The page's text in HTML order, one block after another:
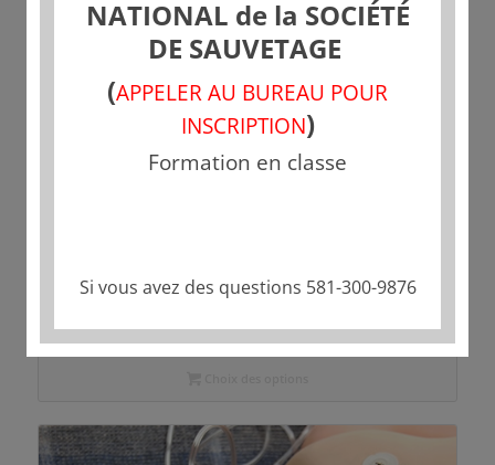
RCR – Évaluation des Techniques
NATIONAL de la SOCIÉTÉ
DE SAUVETAGE
(APPELER AU BUREAU POUR
INSCRIPTION)
Formation en classe
Si vous avez des questions 581-300-9876